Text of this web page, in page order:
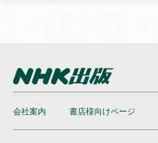
会社案内 書店様向けページ